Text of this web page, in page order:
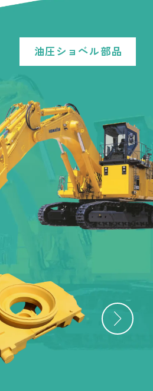
油圧ショベル部品